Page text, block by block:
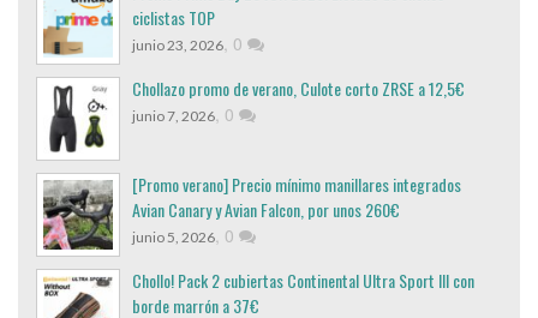
ciclistas TOP
junio 23, 2026, 0
Chollazo promo de verano, Culote corto ZRSE a 12,5€
junio 7, 2026, 0
[Promo verano] Precio mínimo manillares integrados
Avian Canary y Avian Falcon, por unos 260€
junio 5, 2026, 0
Chollo! Pack 2 cubiertas Continental Ultra Sport III con
borde marrón a 37€